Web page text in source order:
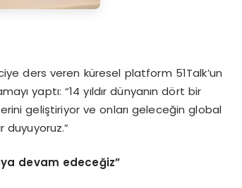
ders veren küresel platform 51Talk’un
yaptı: “14 yıldır dünyanın dört bir
geliştiriyor ve onları geleceğin global
devam edeceğiz”